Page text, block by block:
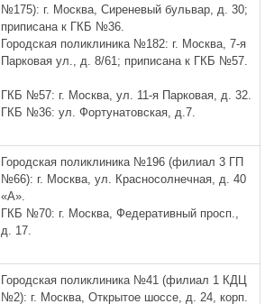
№175): г. Москва, Сиреневый бульвар, д. 30;
приписана к ГКБ №36.
Городская поликлиника №182: г. Москва, 7-я
Парковая ул., д. 8/61; приписана к ГКБ №57.
ГКБ №57: г. Москва, ул. 11-я Парковая, д. 32.
ГКБ №36: ул. Фортунатовская, д.7.
Городская поликлиника №196 (филиал 3 ГП
№66): г. Москва, ул. Красносолнечная, д. 40
«А».
ГКБ №70: г. Москва, Федеративный просп.,
д. 17.
Городская поликлиника №41 (филиал 1 КДЦ
№2): г. Москва, Открытое шоссе, д. 24, корп.